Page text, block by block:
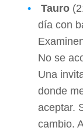
Tauro
día con
No se
Una
donde
aceptar.
cambio.